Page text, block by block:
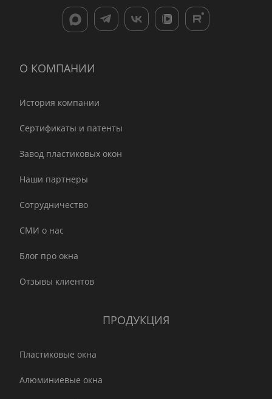
О КОМПАНИИ
История компании
Сертификаты и патенты
Завод пластиковых окон
Наши партнеры
Сотрудничество
СМИ о нас
Блог про окна
Отзывы клиентов
ПРОДУКЦИЯ
Пластиковые окна
Алюминиевые окна